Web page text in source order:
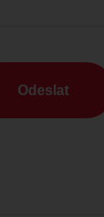
Odeslat